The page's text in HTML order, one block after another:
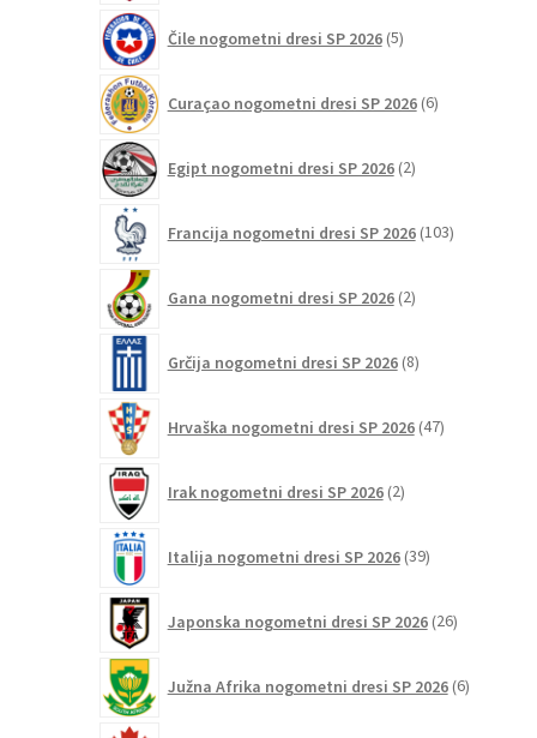
Čile nogometni dresi SP 2026 5izdelkov
Curaçao nogometni dresi SP 2026 6izdelkov
Egipt nogometni dresi SP 2026 2izdelka
Francija nogometni dresi SP 2026 103izdelki
Gana nogometni dresi SP 2026 2izdelka
Grčija nogometni dresi SP 2026 8izdelkov
Hrvaška nogometni dresi SP 2026 47izdelkov
Irak nogometni dresi SP 2026 2izdelka
Italija nogometni dresi SP 2026 39izdelkov
Japonska nogometni dresi SP 2026 26izdelkov
Južna Afrika nogometni dresi SP 2026 6izdelkov